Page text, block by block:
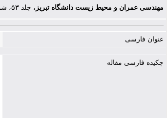
مهندسی عمران و محیط زیست دانشگاه تبریز ، جلد ۵۳، شماره ۱۱۳، صفحات ۱-۱۲
عنوان فارسی
چکیده فارسی مقاله